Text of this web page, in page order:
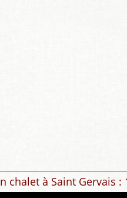
chalet à Saint Gervais :